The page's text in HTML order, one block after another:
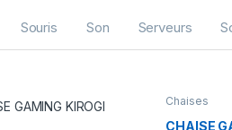
Souris Son Serveurs
Chaises
CHAISE